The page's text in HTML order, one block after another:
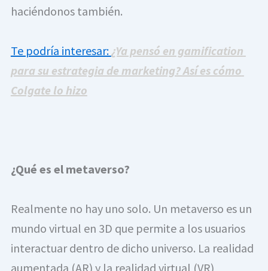
haciéndonos también.
Te podría interesar: ¿Ya pensó en gamification
para su estrategia de marketing? Así es cómo
Colgate lo hizo
¿Qué es el metaverso?
Realmente no hay uno solo. Un metaverso es un
mundo virtual en 3D que permite a los usuarios
interactuar dentro de dicho universo. La realidad
aumentada (AR) y la realidad virtual (VR)